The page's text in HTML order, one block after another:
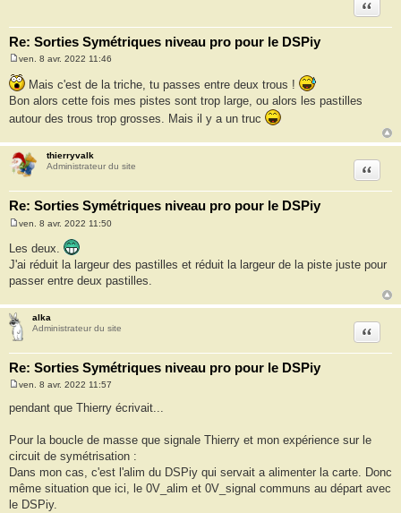
Re: Sorties Symétriques niveau pro pour le DSPiy
Citation
e
s
s
g
ven. 8 avr. 2022 11:46
Mais c'est de la triche, tu passes entre deux trous !
Bon alors cette fois mes pistes sont trop large, ou alors les pastilles
autour des trous trop grosses. Mais il y a un truc
thierryvalk
Administrateur du site
Re: Sorties Symétriques niveau pro pour le DSPiy
Citation
s
s
g
ven. 8 avr. 2022 11:50
Les deux.
J'ai réduit la largeur des pastilles et réduit la largeur de la piste juste pour
passer entre deux pastilles.
alka
Administrateur du site
Re: Sorties Symétriques niveau pro pour le DSPiy
Citation
s
g
e
ven. 8 avr. 2022 11:57
pendant que Thierry écrivait...
Pour la boucle de masse que signale Thierry et mon expérience sur le
circuit de symétrisation :
Dans mon cas, c'est l'alim du DSPiy qui servait a alimenter la carte. Donc
même situation que ici, le 0V_alim et 0V_signal communs au départ avec
le DSPiy.